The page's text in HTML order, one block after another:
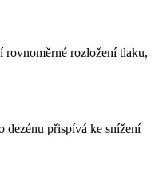
rozložení tlaku,
přispívá ke snížení